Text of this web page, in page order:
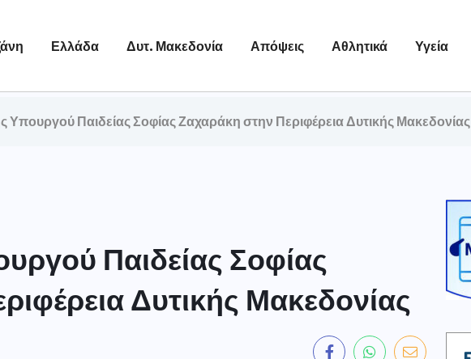
Ελλάδα Δυτ. Μακεδονία Απόψεις Αθλητικά Υγεία
Υπουργού Παιδείας Σοφίας Ζαχαράκη στην Περιφέρεια Δυτικής Μακεδονίας
Παιδείας Σοφίας
Δυτικής Μακεδονίας